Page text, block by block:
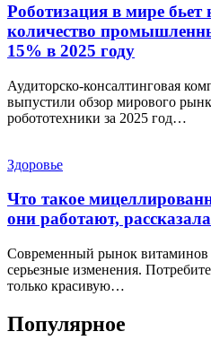
Роботизация в мире
количество
15% в 2025 году
Аудиторско-консалтинговая
выпустили обзор мирового
робототехники за 2025 год…
Здоровье
Что такое
они работают,
Современный рынок
серьезные изменения.
только красивую…
Популярное